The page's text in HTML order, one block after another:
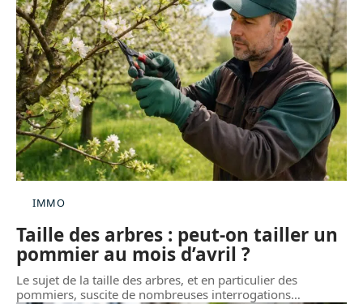
IMMO
Taille des arbres : peut-on tailler un
pommier au mois d’avril ?
Le sujet de la taille des arbres, et en particulier des
pommiers, suscite de nombreuses interrogations…